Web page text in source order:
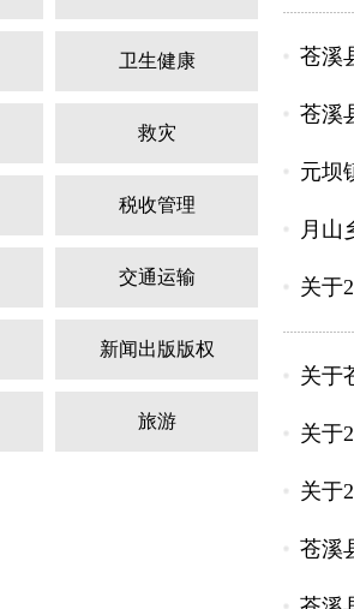
卫生健康
救灾
税收管理
交通运输
新闻出版版权
旅游
苍溪
苍溪
元坝
月山
关于
关于
关于
关于
苍溪